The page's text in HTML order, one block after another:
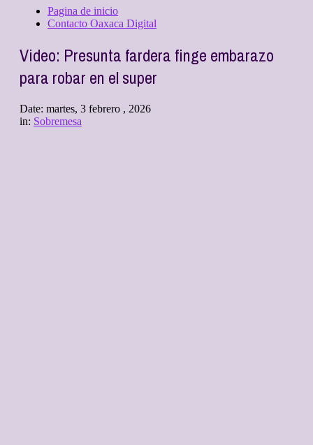
Pagina de inicio
Contacto Oaxaca Digital
Video: Presunta fardera finge embarazo
para robar en el super
Date: martes, 3 febrero , 2026
in: Sobremesa